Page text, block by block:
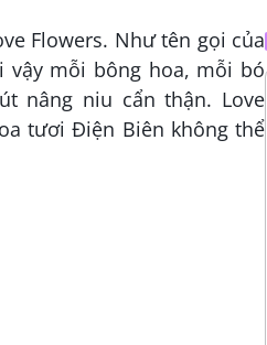
Flowers. Như tên gọi của
vậy mỗi bông hoa, mỗi bó
nâng niu cẩn thận. Love
tươi Điện Biên không thể